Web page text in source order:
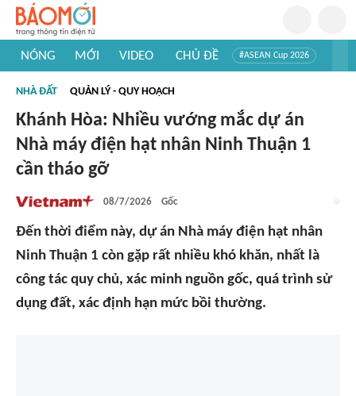
NÓNG MỚI VIDEO CHỦ ĐỀ #ASEAN Cup 2026
#Khám phá thế giới
NHÀ ĐẤT QUẢN LÝ - QUY HOẠCH
Khánh Hòa: Nhiều vướng mắc dự án
Nhà máy điện hạt nhân Ninh Thuận 1
cần tháo gỡ
08/7/2026 Gốc
Đến thời điểm này, dự án Nhà máy điện hạt nhân
Ninh Thuận 1 còn gặp rất nhiều khó khăn, nhất là
công tác quy chủ, xác minh nguồn gốc, quá trình sử
dụng đất, xác định hạn mức bồi thường.